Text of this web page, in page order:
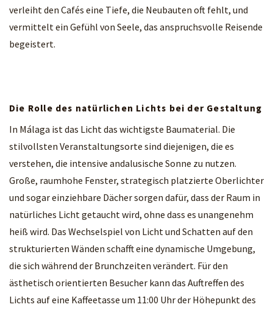
verleiht den Cafés eine Tiefe, die Neubauten oft fehlt, und
vermittelt ein Gefühl von Seele, das anspruchsvolle Reisende
begeistert.
Die Rolle des natürlichen Lichts bei der Gestaltung
In Málaga ist das Licht das wichtigste Baumaterial. Die
stilvollsten Veranstaltungsorte sind diejenigen, die es
verstehen, die intensive andalusische Sonne zu nutzen.
Große, raumhohe Fenster, strategisch platzierte Oberlichter
und sogar einziehbare Dächer sorgen dafür, dass der Raum in
natürliches Licht getaucht wird, ohne dass es unangenehm
heiß wird. Das Wechselspiel von Licht und Schatten auf den
strukturierten Wänden schafft eine dynamische Umgebung,
die sich während der Brunchzeiten verändert. Für den
ästhetisch orientierten Besucher kann das Auftreffen des
Lichts auf eine Kaffeetasse um 11:00 Uhr der Höhepunkt des